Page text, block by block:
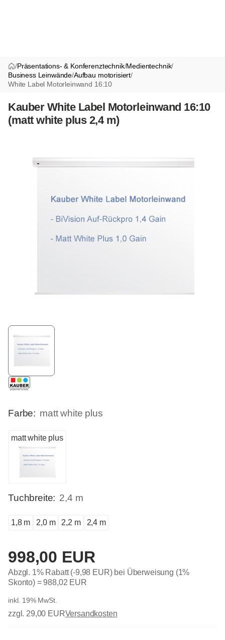
/Präsentations- & Konferenztechnik/Medientechnik/
Business Leinwände/Aufbau motorisiert/
White Label Motorleinwand 16:10
Kauber White Label Motorleinwand 16:10
(matt white plus 2,4 m)
Farbe: matt white plus
matt white plus
Tuchbreite: 2,4 m
1,8 m 2,0 m 2,2 m 2,4 m
998,00 EUR
Abzgl. 1% Rabatt (-9,98 EUR) bei Überweisung (1%
Skonto) =988,02 EUR
inkl. 19% MwSt.
zzgl. 29,00 EURVersandkosten